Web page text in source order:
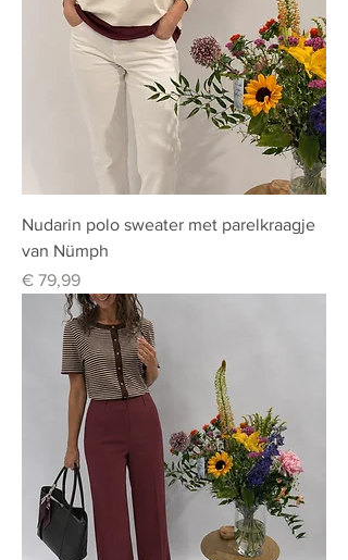
Nudarin polo sweater met parelkraagje
van Nümph
Prijs
€ 79,99